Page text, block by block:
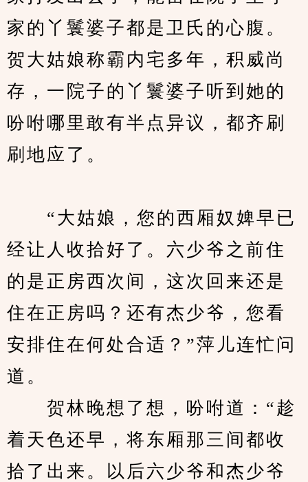
家的丫鬟婆子都是卫氏的心腹。
贺大姑娘称霸内宅多年，积威尚
存，一院子的丫鬟婆子听到她的
吩咐哪里敢有半点异议，都齐刷
刷地应了。
“大姑娘，您的西厢奴婢早已
经让人收拾好了。六少爷之前住
的是正房西次间，这次回来还是
住在正房吗？还有杰少爷，您看
安排住在何处合适？”萍儿连忙问
道。
贺林晚想了想，吩咐道：“趁
着天色还早，将东厢那三间都收
拾了出来。以后六少爷和杰少爷